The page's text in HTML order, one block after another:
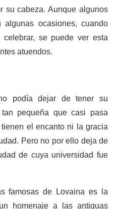
su cabeza. Aunque algunos
ocasiones, cuando
se puede ver esta
atuendos.
podía dejar de tener su
pequeña que casi pasa
el encanto ni la gracia
Pero no por ello deja de
de cuya universidad fue
famosas de Lovaina es la
homenaje a las antiguas